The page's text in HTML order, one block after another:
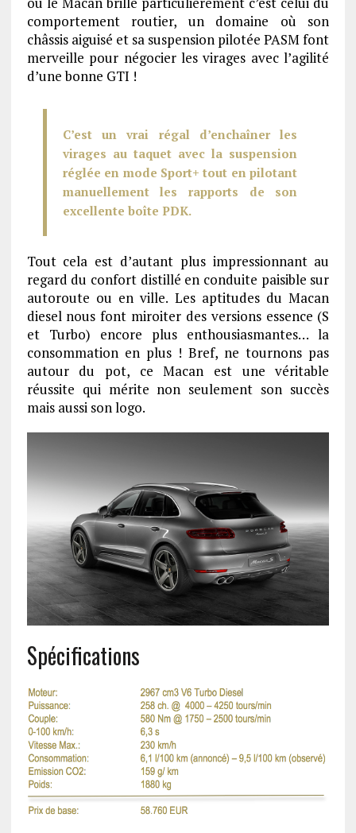
comportement routier, un domaine où son
châssis aiguisé et sa suspension pilotée PASM font
merveille pour négocier les virages avec l’agilité
d’une bonne GTI !
C’est un vrai régal d’enchaîner les
virages au taquet avec la suspension
réglée en mode Sport+ tout en pilotant
manuellement les rapports de son
excellente boîte PDK.
Tout cela est d’autant plus impressionnant au
regard du confort distillé en conduite paisible sur
autoroute ou en ville. Les aptitudes du Macan
diesel nous font miroiter des versions essence (S
et Turbo) encore plus enthousiasmantes… la
consommation en plus ! Bref, ne tournons pas
autour du pot, ce Macan est une véritable
réussite qui mérite non seulement son succès
mais aussi son logo.
Spécifications